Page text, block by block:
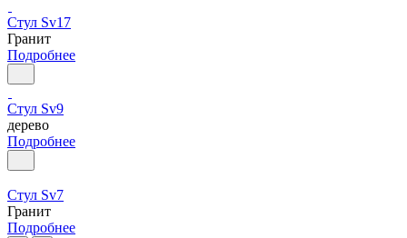
Стул Sv17
Гранит
Подробнее
Стул Sv9
дерево
Подробнее
Стул Sv7
Гранит
Подробнее